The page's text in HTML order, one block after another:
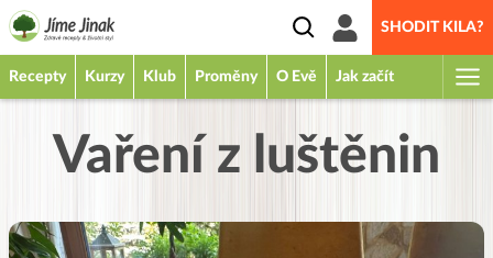
SHODIT KILA?
Recepty Kurzy Klub Proměny O Evě Jak začít
Vaření z luštěnin